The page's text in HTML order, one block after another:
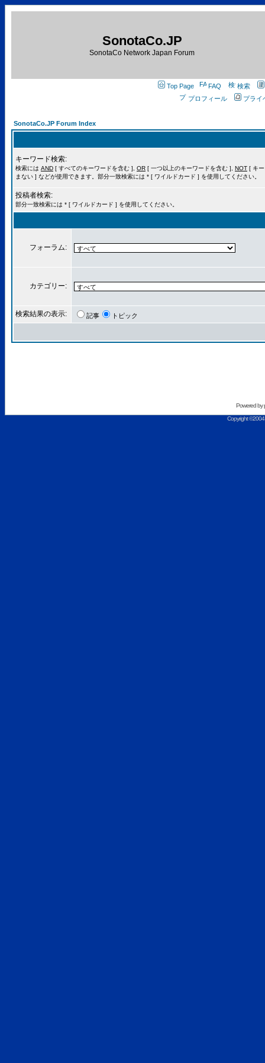
SonotaCo.JP
SonotaCo Network Japan Forum
Top Page FAQ
検索
プロフィール
プライ
SonotaCo.JP Forum Index
キーワード検索:
検索には AND [ すべてのキーワードを含む ], OR [ 一つ以上のキーワードを含む ], NOT [ キ
まない ] などが使用できます。部分一致検索には * [ ワイルドカード ] を使用してください。
投稿者検索:
部分一致検索には * [ ワイルドカード ] を使用してください。
フォーラム:
カテゴリー:
検索結果の表示: 記事 トピック
Powered by
Copyright ©2004